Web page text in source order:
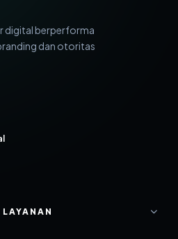
digital berperforma
dan otoritas
LAYANAN